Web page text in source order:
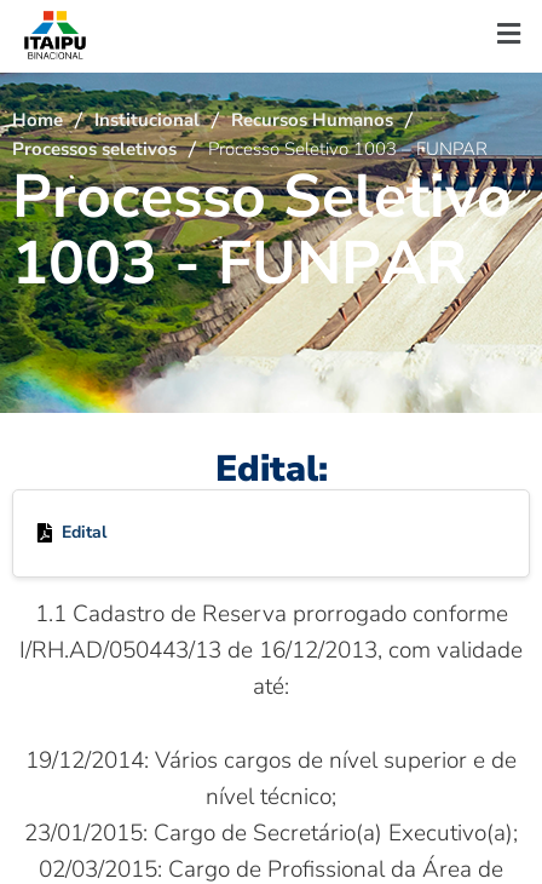
Home Institucional
Recursos Humanos
Processos seletivos
Processo Seletivo 1003 – FUNPAR
Processo Seletivo
1003 - FUNPAR
Edital:
Edital
1.1 Cadastro de Reserva prorrogado conforme
I/RH.AD/050443/13 de 16/12/2013, com validade
até:
19/12/2014: Vários cargos de nível superior e de
nível técnico;
23/01/2015: Cargo de Secretário(a) Executivo(a);
02/03/2015: Cargo de Profissional da Área de